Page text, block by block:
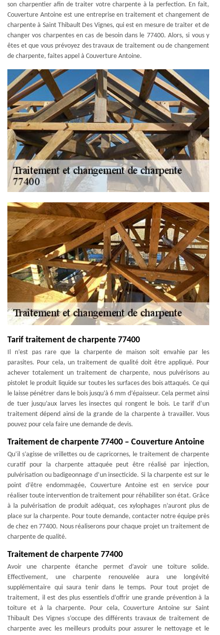
son charpentier afin de traiter votre charpente à la perfection. En fait,
Couverture Antoine est une entreprise en traitement et changement de
charpente à Saint Thibault Des Vignes, qui est en mesure de traiter et de
changer vos charpentes en cas de besoin dans le 77400. Alors, si vous y
êtes et que vous prévoyez des travaux de traitement ou de changement
de charpente, faites appel à Couverture Antoine.
Tarif traitement de charpente 77400
Il n’est pas rare que la charpente de maison soit envahie par les
parasites. Pour cela, un traitement de qualité doit être appliqué. Pour
achever totalement un traitement de charpente, nous pulvérisons au
pistolet le produit liquide sur toutes les surfaces des bois attaqués. Ce qui
le laisse pénétrer dans le bois jusqu’à 6 mm d’épaisseur. Cela permet ainsi
de tuer jusqu’aux larves les insectes qui rongent le bois. Le tarif d’un
traitement dépend ainsi de la grande de la charpente à travailler. Vous
pouvez pour cela faire une demande de devis.
Traitement de charpente 77400 – Couverture Antoine
Qu’il s’agisse de vrillettes ou de capricornes, le traitement de charpente
curatif pour la charpente attaquée peut être réalisé par injection,
pulvérisation ou badigeonnage d’un insecticide. Si la charpente est sur le
point d’être endommagée, Couverture Antoine est en service pour
réaliser toute intervention de traitement pour réhabiliter son état. Grâce
à la pulvérisation de produit adéquat, ces xylophages n’auront plus de
place sur la charpente. Pour toute demande, contacter notre équipe près
de chez en 77400. Nous réaliserons pour chaque projet un traitement de
charpente de qualité.
Traitement de charpente 77400
Avoir une charpente étanche permet d’avoir une toiture solide.
Effectivement, une charpente renouvelée aura une longévité
supplémentaire qui saura tenir dans le temps. Pour tout projet de
traitement, il est des plus essentiels d’offrir une grande prévention à la
toiture et à la charpente. Pour cela, Couverture Antoine sur Saint
Thibault Des Vignes s’occupe des différents travaux de traitement de
charpente avec les meilleurs produits pour assurer le nettoyage et le